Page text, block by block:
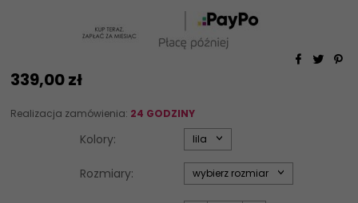
339,00zł
Realizacja zamówienia: 24 GODZINY
Kolory: options[34]
lila
Rozmiary: options[35]
wybierz rozmiar